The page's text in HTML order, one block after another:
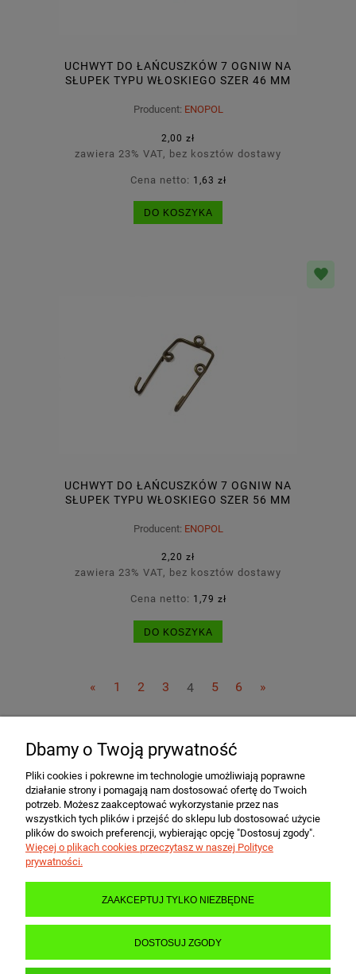
UCHWYT DO ŁAŃCUSZKÓW 7 OGNIW NA
SŁUPEK TYPU WŁOSKIEGO SZER 46 MM
Producent: ENOPOL
2,00 zł
zawiera 23% VAT, bez kosztów dostawy
Cena netto: 1,63 zł
DO KOSZYKA
UCHWYT DO ŁAŃCUSZKÓW 7 OGNIW NA
SŁUPEK TYPU WŁOSKIEGO SZER 56 MM
Producent: ENOPOL
2,20 zł
zawiera 23% VAT, bez kosztów dostawy
Cena netto: 1,79 zł
DO KOSZYKA
« 1 2 3 4 5 6 »
POMOC
MOJE KONTO
PŁATNOŚCI I DOSTAWA
INFORMACJE
Dbamy o Twoją prywatność
Pliki cookies i pokrewne im technologie umożliwiają poprawne
działanie strony i pomagają nam dostosować ofertę do Twoich
potrzeb. Możesz zaakceptować wykorzystanie przez nas
wszystkich tych plików i przejść do sklepu lub dostosować użycie
plików do swoich preferencji, wybierając opcję "Dostosuj zgody".
Więcej o plikach cookies przeczytasz w naszej Polityce
prywatności.
ZAAKCEPTUJ TYLKO NIEZBĘDNE
DOSTOSUJ ZGODY